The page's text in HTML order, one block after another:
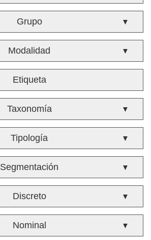
Grupo ▼
Modalidad ▼
Etiqueta
Taxonomía ▼
Tipología ▼
Segmentación ▼
Discreto ▼
Nominal ▼